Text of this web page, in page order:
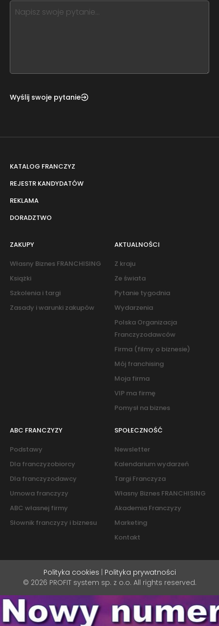
this,
leave
Wyślij swoje pytanie
KATALOG FRANCZYZ
REJESTR KANDYDATÓW
REKLAMA
DORADZTWO
ZAKUPY
Własny Biznes FRANCHISING
Książki
Szkolenia i targi
Zasady i warunki zakupów
AKTUALNOŚCI
Z kraju
Ze świata
Pytanie tygodnia
Wydarzenia
Polska Organizacja
Franczyzodawców
Firma (filmy o biznesie)
Mój franchising
Moja firma
VIP ma firmę
Pomysł na biznes
ABC FRANCZYZY
Podstawy
Dla franczyzobiorcy
Dla franczyzodawcy
Umowa franczyzy
ABC własnej firmy
Słownik franczyzy i biznesu
SPOŁECZNOŚĆ
Newsletter
Kalendarium wydarzeń
Targi Franczyza
Własny Biznes FRANCHISING
Akademia Franczyzy
Marketing
Kontakt
Polityka cookies | Polityka prywatności
© 2026 PROFIT system sp. z o.o. All rights reserved.